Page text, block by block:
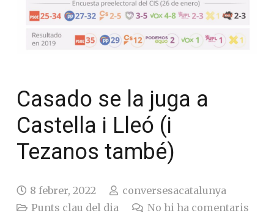
Casado se la juga a
Castella i Lleó (i
Tezanos també)
8 febrer, 2022
conversesacatalunya
Punts clau del dia
No hi ha comentaris